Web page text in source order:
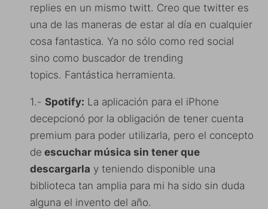
replies en un mismo twitt. Creo que twitter es
una de las maneras de estar al día en cualquier
cosa fantastica. Ya no sólo como red social
sino como buscador de trending
topics. Fantástica herramienta.
1.- Spotify: La aplicación para el iPhone
decepcionó por la obligación de tener cuenta
premium para poder utilizarla, pero el concepto
de escuchar música sin tener que
descargarla y teniendo disponible una
biblioteca tan amplia para mi ha sido sin duda
alguna el invento del año.